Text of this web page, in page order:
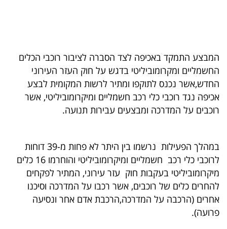
5
המילון
הכלכלי
40
UNDER
40
המבצע התמקד באכיפה לצד הסברה לציבור רוכבי הכלים
החשמליים ומקרומוביליטי בדגש על חוק העזר העירוני
החדש,אשר נכנס לתוקפו ומתיר לרשות המקומית לבצע
אכיפה נגד רוכבי כלי רכב חשמליים ומיקרומוביליטי, אשר
רוכבים על המדרכה ומבצעים עבירות תנועה.
במהלך הפעילות נרשמו בין היתר לא פחות מ-39 דוחות
לרוכבי כלי רכב חשמליים ומיקרומוביליטי והוחרמו 16 כלים
מיקרומוביליטי בעקבות חוק עזר עירוני, המתיר לפקחים
להחרים כלים של רוכבים, אשר רכבו על המדרכה וסיכנו
אחרים (הרכבה על המדרכה,הרכבת אדם אחר ונסיעה
פרועה).